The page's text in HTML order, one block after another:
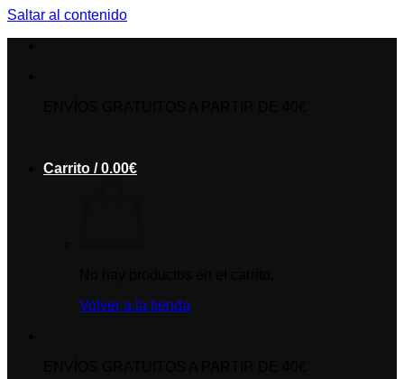
Saltar al contenido
Carrito /0.00€
Volver a la tienda